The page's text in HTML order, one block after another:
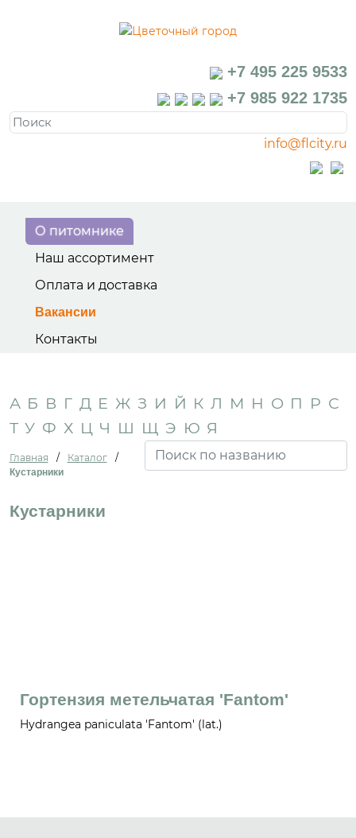
+7 495 225 9533
+7 985 922 1735
info@flcity.ru
О питомнике
Наш ассортимент
Оплата и доставка
Вакансии
Контакты
А Б В Г Д Е Ж З И Й К Л М Н О П Р С
Т У Ф Х Ц Ч Ш Щ Э Ю Я
Главная / Каталог /
Кустарники
Кустарники
Гортензия метельчатая 'Fantom'
Hydrangea paniculata 'Fantom' (lat.)